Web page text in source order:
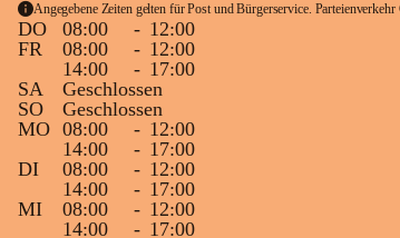
Angegebene Zeiten gelten für Post und Bürgerservice.
DO 08:00 - 12:00
FR
08:00 - 12:00
14:00
- 17:00
SA
Geschlossen
SO
Geschlossen
MO 08:00 - 12:00
14:00
- 17:00
DI
08:00 - 12:00
14:00
- 17:00
MI
08:00 - 12:00
14:00
- 17:00